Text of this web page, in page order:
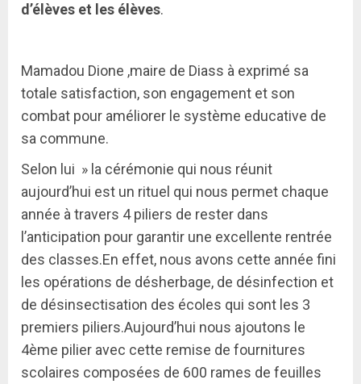
d’élèves et les élèves.
Mamadou Dione ,maire de Diass à exprimé sa
totale satisfaction, son engagement et son
combat pour améliorer le système educative de
sa commune.
Selon lui » la cérémonie qui nous réunit
aujourd’hui est un rituel qui nous permet chaque
année à travers 4 piliers de rester dans
l’anticipation pour garantir une excellente rentrée
des classes.En effet, nous avons cette année fini
les opérations de désherbage, de désinfection et
de désinsectisation des écoles qui sont les 3
premiers piliers.Aujourd’hui nous ajoutons le
4ème pilier avec cette remise de fournitures
scolaires composées de 600 rames de feuilles